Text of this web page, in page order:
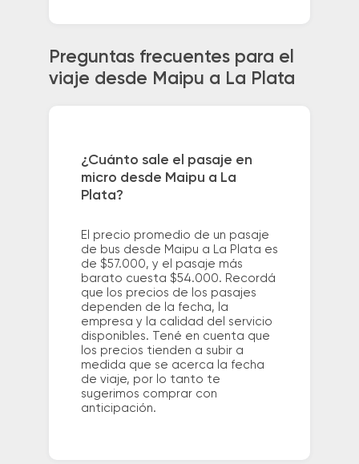
Preguntas frecuentes para el
viaje desde Maipu a La Plata
¿Cuánto sale el pasaje en
micro desde Maipu a La
Plata?
El precio promedio de un pasaje
de bus desde Maipu a La Plata es
de $57.000, y el pasaje más
barato cuesta $54.000. Recordá
que los precios de los pasajes
dependen de la fecha, la
empresa y la calidad del servicio
disponibles. Tené en cuenta que
los precios tienden a subir a
medida que se acerca la fecha
de viaje, por lo tanto te
sugerimos comprar con
anticipación.